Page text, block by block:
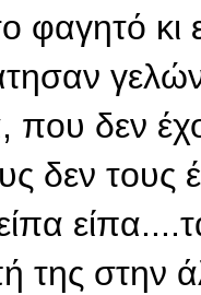
κι
που δεν
δεν τους
της στην